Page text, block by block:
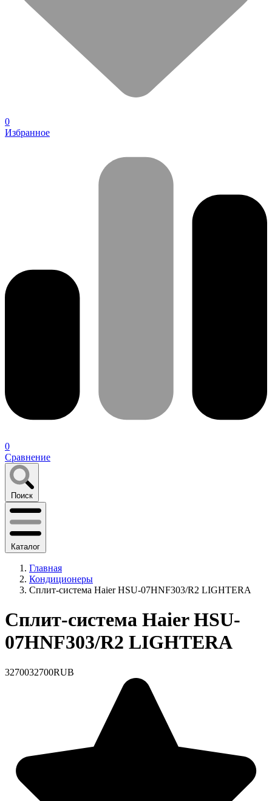
0
Избранное
0
Сравнение
Поиск
Каталог
Главная
Кондиционеры
Сплит-система Haier HSU-07HNF303/R2 LIGHTERA
Сплит-система Haier HSU-
07HNF303/R2 LIGHTERA
3270032700RUB